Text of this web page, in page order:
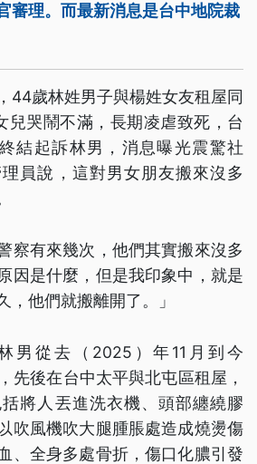
審理。而最新消息是台中地院裁
44歲林姓男子與楊姓女友租屋同
兒哭鬧不滿，長期凌虐致死，台
結起訴林男，消息曝光震驚社
員說，這對男女朋友搬來沒多
察有來幾次，他們其實搬來沒多
因是什麼，但是我印象中，就是
，他們就搬離開了。」
男從去（2025）年11月到今
先後在台中太平與北屯區租屋，
將人丟進洗衣機、頭部纏繞膠
吹風機吹大腿腫脹處造成燒燙傷
、全身多處骨折，傷口化膿引發